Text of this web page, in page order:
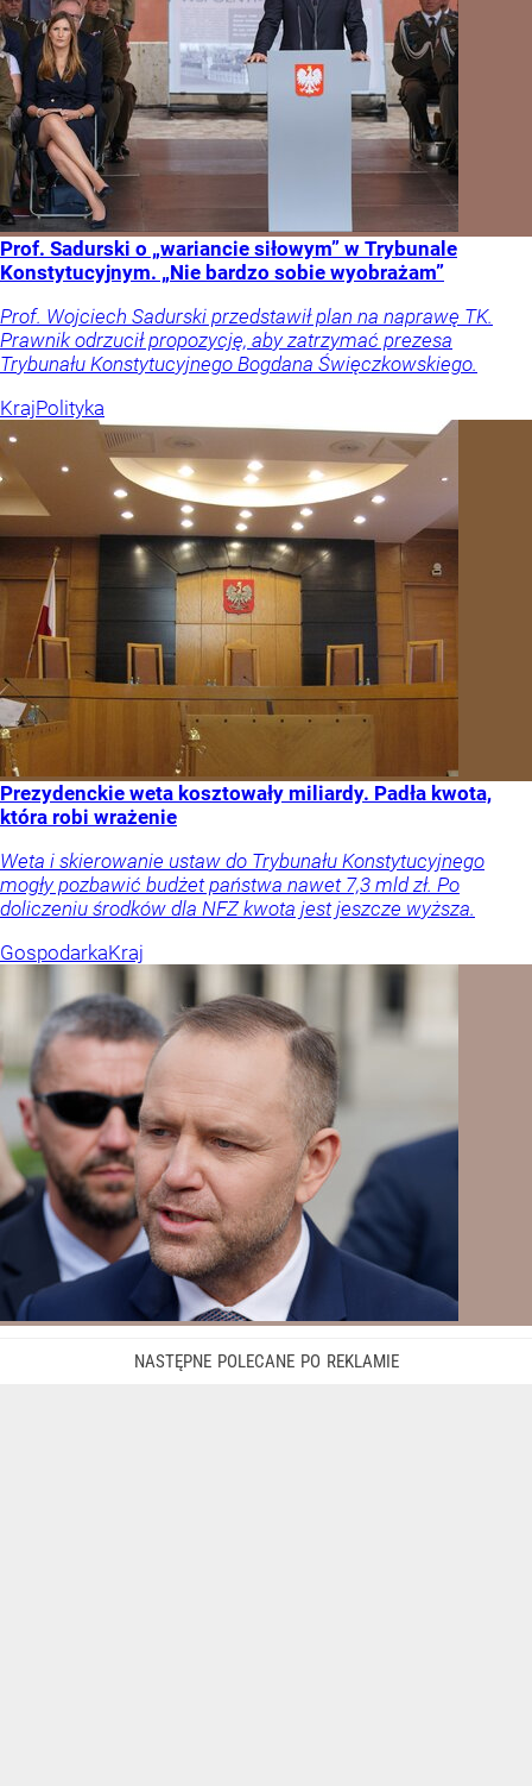
Prof. Sadurski o „wariancie siłowym” w Trybunale
Konstytucyjnym. „Nie bardzo sobie wyobrażam”
Prof. Wojciech Sadurski przedstawił plan na naprawę TK.
Prawnik odrzucił propozycję, aby zatrzymać prezesa
Trybunału Konstytucyjnego Bogdana Święczkowskiego.
KrajPolityka
Prezydenckie weta kosztowały miliardy. Padła kwota,
która robi wrażenie
Weta i skierowanie ustaw do Trybunału Konstytucyjnego
mogły pozbawić budżet państwa nawet 7,3 mld zł. Po
doliczeniu środków dla NFZ kwota jest jeszcze wyższa.
GospodarkaKraj